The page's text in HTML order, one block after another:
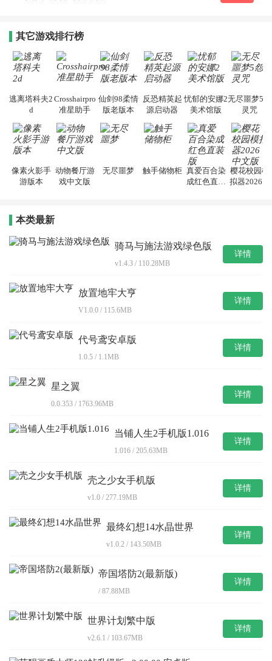
其它游戏排行榜
逃离塔科夫2
d
Crosshairpro
准星助手
仙剑98柔情
版老版本
反恐精英起
源启动器
忧郁的安娜2
美术馆版
无尽噩梦5怨
灵咒
像素火影手
游版本
动物餐厅游
戏中文版
无尽噩梦 触手储物柜 真爱百合染
成红色直装
樱花校园模
拟器2026中
本类最新
骑马与施法游戏绿色版
v1.4.3 / 110.28MB
详情
放置地牢大亨
V1.0.0 / 115.6MB
详情
代号鸢安卓版
1.0.5 / 1.1MB
详情
星之翼
0.0.353 / 1763.96MB
详情
当铺人生2手机版1.016
1.016 / 205.63MB
详情
壳之少女手机版
v1.0 / 277.19MB
详情
最终幻想14水晶世界
v1.0.2 / 143.50MB
详情
帝国塔防2(最新版)
/ 87.88MB
详情
世界计划繁中版
v2.6.1 / 103.67MB
详情